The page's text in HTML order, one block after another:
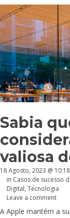
Sabia
valiosa
18 Agosto, 2023 @
in Casos de sucesso
Digital, Tecnologia
Leave a comment
A Apple mantém a